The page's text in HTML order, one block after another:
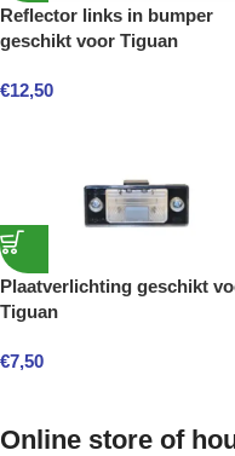
Reflector links in bumper
geschikt voor Tiguan
€12,50
Plaatverlichting geschikt
Tiguan
€7,50
Online store of